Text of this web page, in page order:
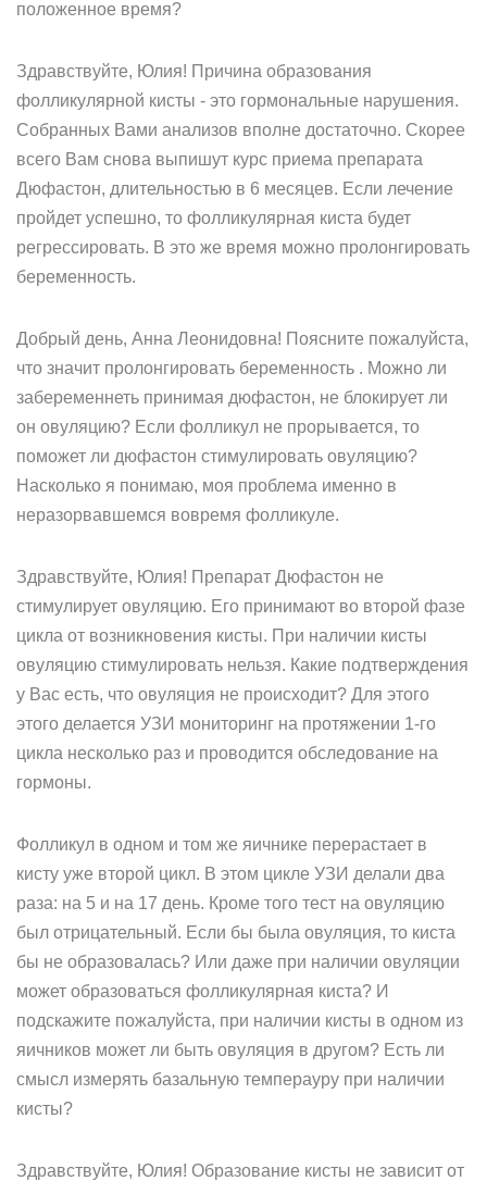
положенное время?
Здравствуйте, Юлия! Причина образования
фолликулярной кисты - это гормональные нарушения.
Собранных Вами анализов вполне достаточно. Скорее
всего Вам снова выпишут курс приема препарата
Дюфастон, длительностью в 6 месяцев. Если лечение
пройдет успешно, то фолликулярная киста будет
регрессировать. В это же время можно пролонгировать
беременность.
Добрый день, Анна Леонидовна! Поясните пожалуйста,
что значит пролонгировать беременность . Можно ли
забеременнеть принимая дюфастон, не блокирует ли
он овуляцию? Если фолликул не прорывается, то
поможет ли дюфастон стимулировать овуляцию?
Насколько я понимаю, моя проблема именно в
неразорвавшемся вовремя фолликуле.
Здравствуйте, Юлия! Препарат Дюфастон не
стимулирует овуляцию. Его принимают во второй фазе
цикла от возникновения кисты. При наличии кисты
овуляцию стимулировать нельзя. Какие подтверждения
у Вас есть, что овуляция не происходит? Для этого
этого делается УЗИ мониторинг на протяжении 1-го
цикла несколько раз и проводится обследование на
гормоны.
Фолликул в одном и том же яичнике перерастает в
кисту уже второй цикл. В этом цикле УЗИ делали два
раза: на 5 и на 17 день. Кроме того тест на овуляцию
был отрицательный. Если бы была овуляция, то киста
бы не образовалась? Или даже при наличии овуляции
может образоваться фолликулярная киста? И
подскажите пожалуйста, при наличии кисты в одном из
яичников может ли быть овуляция в другом? Есть ли
смысл измерять базальную темперауру при наличии
кисты?
Здравствуйте, Юлия! Образование кисты не зависит от